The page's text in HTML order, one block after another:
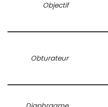
Objectif
Obturateur